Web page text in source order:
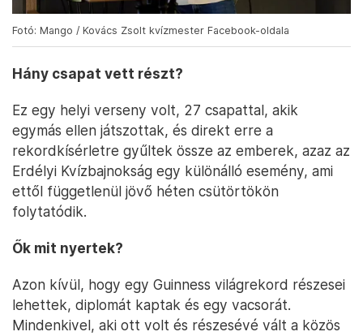
Fotó: Mango / Kovács Zsolt kvízmester Facebook-oldala
Hány csapat vett részt?
Ez egy helyi verseny volt, 27 csapattal, akik
egymás ellen játszottak, és direkt erre a
rekordkísérletre gyűltek össze az emberek, azaz az
Erdélyi Kvízbajnokság egy különálló esemény, ami
ettől függetlenül jövő héten csütörtökön
folytatódik.
Ők mit nyertek?
Azon kívül, hogy egy Guinness világrekord részesei
lehettek, diplomát kaptak és egy vacsorát.
Mindenkivel, aki ott volt és részesévé vált a közös